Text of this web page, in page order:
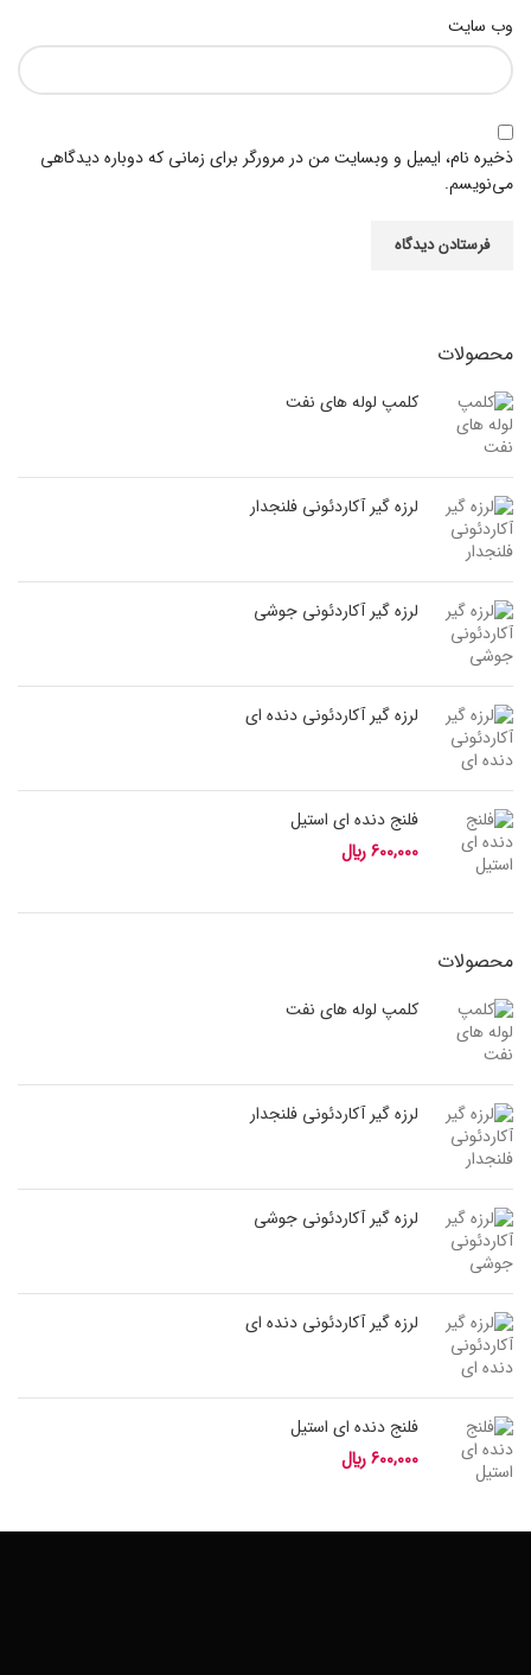
وب‌ سایت
ذخیره نام، ایمیل و وبسایت من در مرورگر برای زمانی که دوباره دیدگاهی
می‌نویسم.
محصولات
کلمپ لوله های نفت
لرزه گیر آکاردئونی فلنجدار
لرزه گیر آکاردئونی جوشی
لرزه گیر آکاردئونی دنده ای
فلنج دنده ای استیل
600,000﷼
محصولات
کلمپ لوله های نفت
لرزه گیر آکاردئونی فلنجدار
لرزه گیر آکاردئونی جوشی
لرزه گیر آکاردئونی دنده ای
فلنج دنده ای استیل
600,000﷼